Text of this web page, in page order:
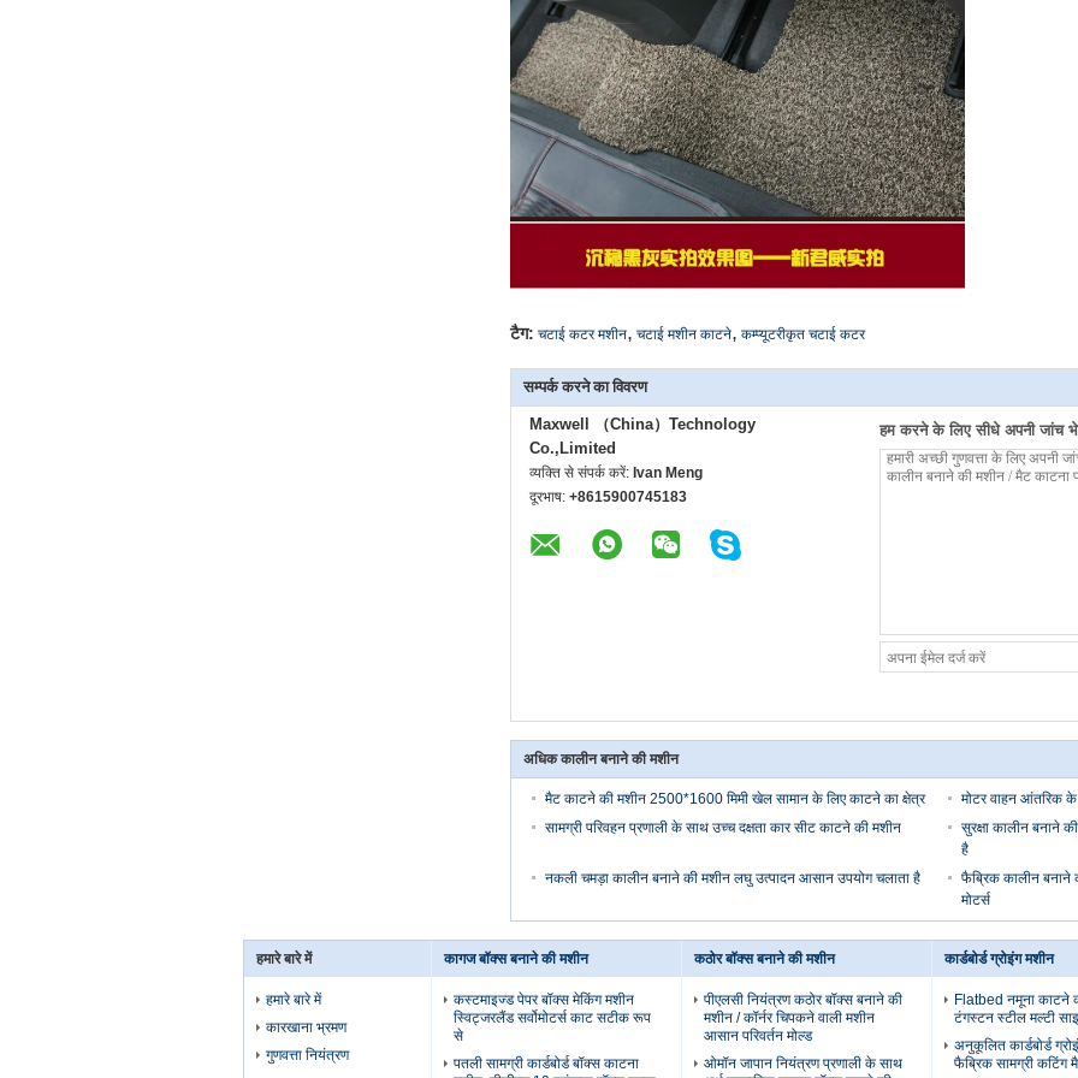
टैग: चटाई कटर मशीन, चटाई मशीन काटने, कम्प्यूटरीकृत चटाई कटर
सम्पर्क करने का विवरण
Maxwell （China）Technology
Co.,Limited
व्यक्ति से संपर्क करें: Ivan Meng
दूरभाष: +8615900745183
हम करने के लिए सीधे अपनी जांच
अधिक कालीन बनाने की मशीन
मैट काटने की मशीन 2500*1600 मिमी खेल सामान के लिए काटने का क्षेत्र
मोटर वाहन आंतरिक
सामग्री परिवहन प्रणाली के साथ उच्च दक्षता कार सीट काटने की मशीन
सुरक्षा कालीन बनाने
है
नकली चमड़ा कालीन बनाने की मशीन लघु उत्पादन आसान उपयोग चलाता है
फैब्रिक कालीन बनाने
मोटर्स
हमारे बारे में
हमारे बारे में
कारखाना भ्रमण
गुणवत्ता नियंत्रण
कागज बॉक्स बनाने की मशीन
कस्टमाइज्ड पेपर बॉक्स मेकिंग मशीन
स्विट्जरलैंड सर्वोमोटर्स काट सटीक रूप
से
पतली सामग्री कार्डबोर्ड बॉक्स काटना
कठोर बॉक्स बनाने की मशीन
पीएलसी नियंत्रण कठोर बॉक्स बनाने की
मशीन / कॉर्नर चिपकने वाली मशीन
आसान परिवर्तन मोल्ड
ओमॉन जापान नियंत्रण प्रणाली के साथ
कार्डबोर्ड ग्रोइंग मशीन
Flatbed नमूना काटने
टंगस्टन स्टील मल्टी
अनुकूलित कार्डबोर्ड
फैब्रिक सामग्री कटिंग